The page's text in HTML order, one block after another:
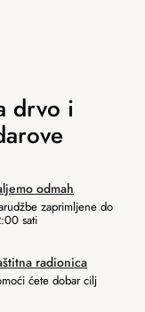
odmah
zaprimljene do
sati
radionica
ćete dobar cilj